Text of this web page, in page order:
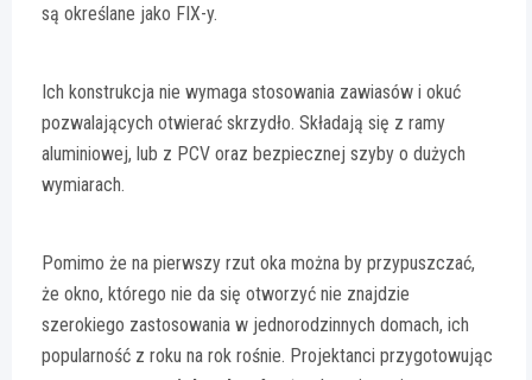
są określane jako FIX-y.
Ich konstrukcja nie wymaga stosowania zawiasów i okuć
pozwalających otwierać skrzydło. Składają się z ramy
aluminiowej, lub z PCV oraz bezpiecznej szyby o dużych
wymiarach.
Pomimo że na pierwszy rzut oka można by przypuszczać,
że okno, którego nie da się otworzyć nie znajdzie
szerokiego zastosowania w jednorodzinnych domach, ich
popularność z roku na rok rośnie. Projektanci przygotowując